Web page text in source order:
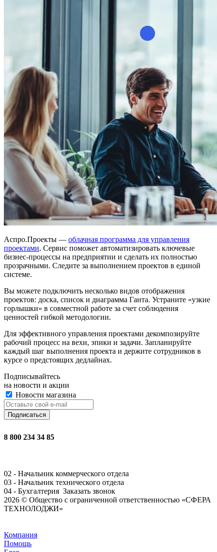
Аспро.Проекты — облачная программа для управления
проектами. Сервис поможет автоматизировать ключевые
бизнес-процессы на предприятии и сделать их полностью
прозрачными. Следите за выполнением проектов в единой
системе.
Вы можете подключить несколько видов отображения
проектов: доска, список и диаграмма Ганта. Устраните «узкие
горлышки» в совместной работе за счет соблюдения
ценностей гибкой методологии.
Для эффективного управления проектами декомпозируйте
рабочий процесс на вехи, эпики и задачи. Запланируйте
каждый шаг выполнения проекта и держите сотрудников в
курсе о предстоящих дедлайнах.
Подписывайтесь
на новости и акции
Новости магазина
8 800 234 34 85
02 - Начальник коммерческого отдела
03 - Начальник технического отдела
04 - Бухгалтерия Заказать звонок
2026 © Общество с ограниченной ответственностью «СФЕРА
ТЕХНОЛОДЖИ»
Компания
Помощь